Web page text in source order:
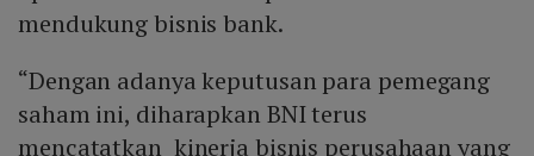
mendukung bisnis bank.
“Dengan adanya keputusan para pemegang
saham ini, diharapkan BNI terus
mencatatkan kinerja bisnis perusahaan yang